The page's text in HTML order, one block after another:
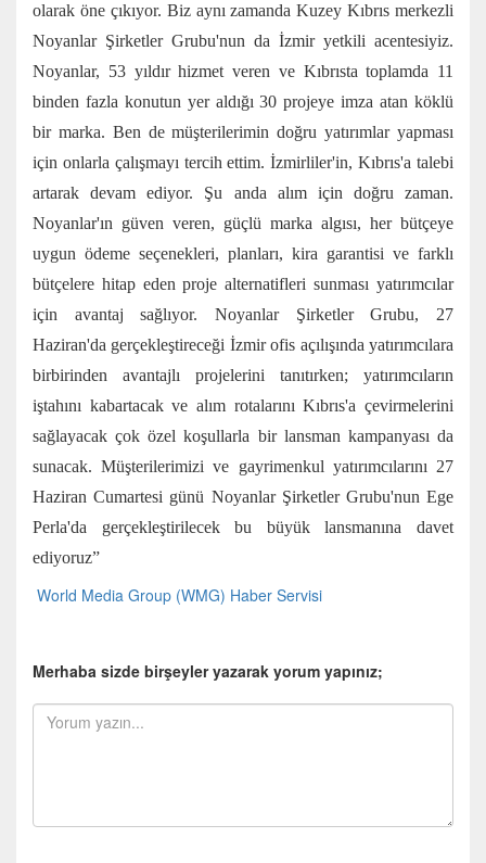
olarak öne çıkıyor. Biz aynı zamanda Kuzey Kıbrıs merkezli
Noyanlar Şirketler Grubu'nun da İzmir yetkili acentesiyiz.
Noyanlar, 53 yıldır hizmet veren ve Kıbrısta toplamda 11
binden fazla konutun yer aldığı 30 projeye imza atan köklü
bir marka. Ben de müşterilerimin doğru yatırımlar yapması
için onlarla çalışmayı tercih ettim. İzmirliler'in, Kıbrıs'a talebi
artarak devam ediyor. Şu anda alım için doğru zaman.
Noyanlar'ın güven veren, güçlü marka algısı, her bütçeye
uygun ödeme seçenekleri, planları, kira garantisi ve farklı
bütçelere hitap eden proje alternatifleri sunması yatırımcılar
için avantaj sağlıyor. Noyanlar Şirketler Grubu, 27
Haziran'da gerçekleştireceği İzmir ofis açılışında yatırımcılara
birbirinden avantajlı projelerini tanıtırken; yatırımcıların
iştahını kabartacak ve alım rotalarını Kıbrıs'a çevirmelerini
sağlayacak çok özel koşullarla bir lansman kampanyası da
sunacak. Müşterilerimizi ve gayrimenkul yatırımcılarını 27
Haziran Cumartesi günü Noyanlar Şirketler Grubu'nun Ege
Perla'da gerçekleştirilecek bu büyük lansmanına davet
ediyoruz”
World Media Group (WMG) Haber Servisi
Merhaba sizde birşeyler yazarak yorum yapınız;